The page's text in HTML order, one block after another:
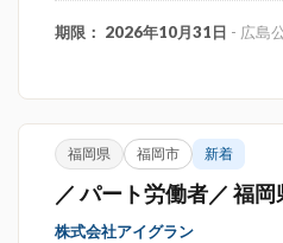
期限： 2026年10月31日 - 広島
福岡県 福岡市 新着
／ パート労働者／ 福
株式会社アイグラン